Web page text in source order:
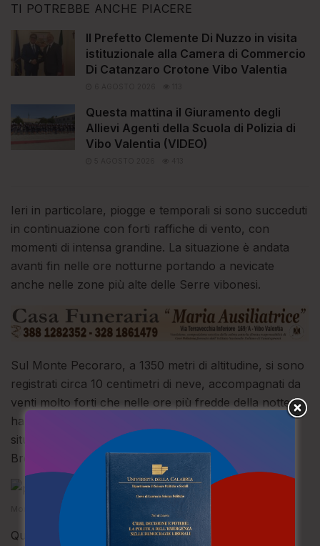
TI POTREBBE ANCHE PIACERE
Il Prefetto Clemente Di Nuzzo in visita
istituzionale alla Camera di Commercio
Di Catanzaro Crotone Vibo Valentia
Questa mattina il Giuramento degli
Allievi Agenti della Scuola di Polizia di
Vibo Valentia (VIDEO)
Ieri in particolare, piogge e temporali si sono succeduti
in continuazione con forti raffiche di vento, con
momenti di intensa grandine. La situazione è andata
avanti fin nelle ore notturne portando a nevicate
anche nelle zone più alte delle Serre vibonesi.
Sul Monte Pecoraro, a 1350 metri di altitudine, si sono
registrati circa 10 centimetri di neve, accompagnati da
venti molto forti che nelle ore più fredde della notte
hanno provocato una vera e propria tormenta,
situazione che ha coinvolto anche i centri abitati di
Brognaturo, Spadola e Mongiana.
Monte Pecoraro questa notte
Questa mattina, infatti, le aree delle Serre si siano